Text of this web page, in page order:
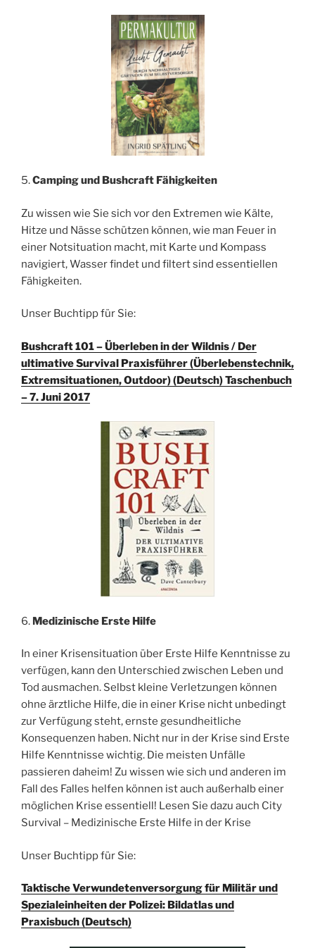
5.Camping und Bushcraft Fähigkeiten
Zu wissen wie Sie sich vor den Extremen wie Kälte,
Hitze und Nässe schützen können, wie man Feuer in
einer Notsituation macht, mit Karte und Kompass
navigiert, Wasser findet und filtert sind essentiellen
Fähigkeiten.
Unser Buchtipp für Sie:
Bushcraft 101 – Überleben in der Wildnis / Der
ultimative Survival Praxisführer (Überlebenstechnik,
Extremsituationen, Outdoor) (Deutsch) Taschenbuch
– 7. Juni 2017
6. Medizinische Erste Hilfe
In einer Krisensituation über Erste Hilfe Kenntnisse zu
verfügen, kann den Unterschied zwischen Leben und
Tod ausmachen. Selbst kleine Verletzungen können
ohne ärztliche Hilfe, die in einer Krise nicht unbedingt
zur Verfügung steht, ernste gesundheitliche
Konsequenzen haben. Nicht nur in der Krise sind Erste
Hilfe Kenntnisse wichtig. Die meisten Unfälle
passieren daheim! Zu wissen wie sich und anderen im
Fall des Falles helfen können ist auch außerhalb einer
möglichen Krise essentiell! Lesen Sie dazu auch City
Survival – Medizinische Erste Hilfe in der Krise
Unser Buchtipp für Sie:
Taktische Verwundetenversorgung für Militär und
Spezialeinheiten der Polizei: Bildatlas und
Praxisbuch (Deutsch)